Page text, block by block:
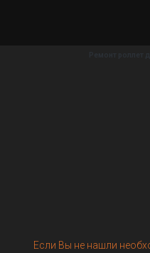
Если Вы не нашли